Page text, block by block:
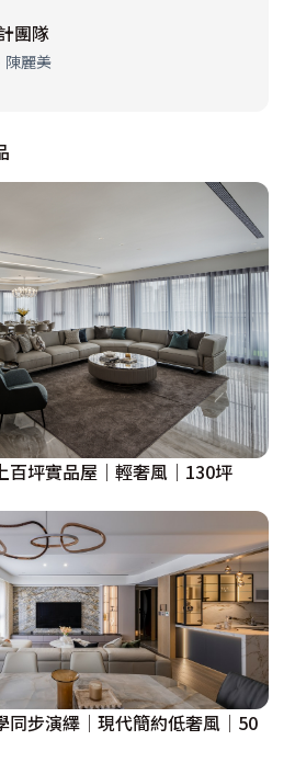
的生活哲學，設計團隊規劃了大
接四時流轉的自然光線，讓室內
中提升場域的通透感與立體層
由流動。而寬敞開闊的公共區域
，無論是日常的靜謐起居，還是
了自在與愜意。
與多樣化生活情境，特意設計出雙
家人的親密凝聚與圍坐溫馨；而長
大儀式感與大氣風範。兩種情境
為居著者營造獨一無二的珍貴回
上延續公領域輕盈優雅的色彩美
暖的木質材質。木質的沈穩與織品
囂隔絕在外，構築出一處能徹底卸
心與卓越的美學實力，大膽重塑
家不只是美學的載體，更是承載
器，深獲居住者長久入住後的滿
團隊
陳麗美
百坪實品屋｜輕奢風｜130坪
同步演繹│現代簡約低奢風│50